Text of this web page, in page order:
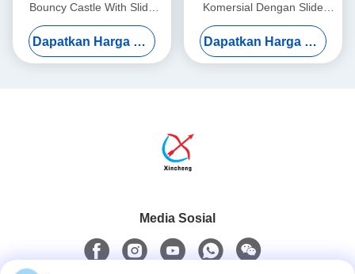
Bouncy Castle With Slide
Spiderman Bouncy Castle
For Sale
Dapatkan Harga Terbaik
Komersial Dengan Slide
Besar Bouncy Castle Combo
Inflatable
Dapatkan Harga Terbaik
Media Sosial